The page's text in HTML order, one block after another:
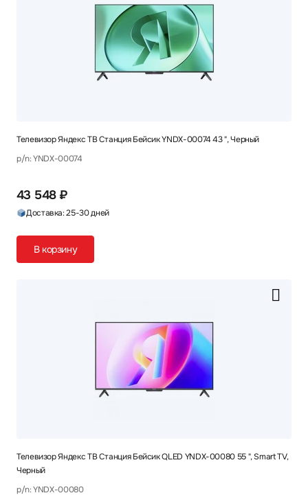
Телевизор Яндекс ТВ Станция Бейсик YNDX-00074 43 ", Черный
p/n: YNDX-00074
43 548 ₽
Доставка: 25-30 дней
В корзину
Телевизор Яндекс ТВ Станция Бейсик QLED YNDX-00080 55 ", Smart TV,
Черный
p/n: YNDX-00080